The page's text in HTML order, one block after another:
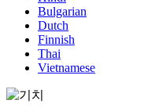
Bulgarian
Dutch
Finnish
Thai
Vietnamese